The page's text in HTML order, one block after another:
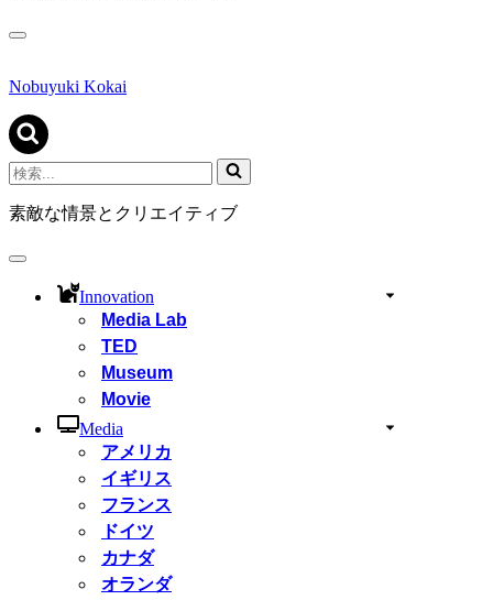
ナ
ゲ
シ
ョ
ン
メ
ニ
ュ
Nobuyuki Kokai
検
索...
素敵な情景とクリエイティブ
ナ
Innovation
Media Lab
TED
Museum
Movie
Media
アメリカ
イギリス
フランス
ドイツ
カナダ
オランダ